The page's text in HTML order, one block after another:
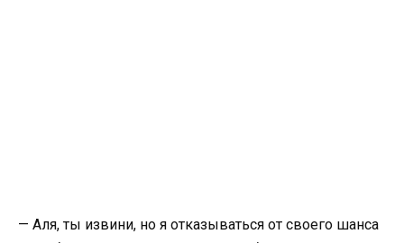
— Аля, ты извини, но я отказываться от своего шанса